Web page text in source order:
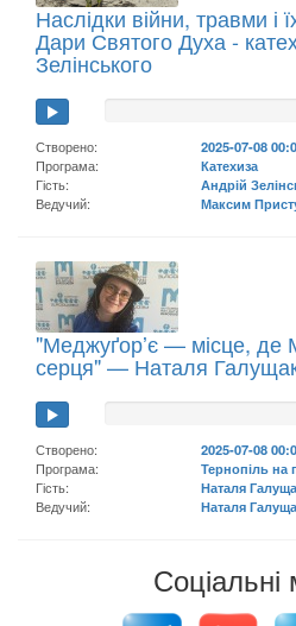
Наслідки війни, травми і
Дари Святого Духа -
Зелінського
Створено:
2025-07-08
Програма:
Катехиза
Гість:
Андрій
Ведучий:
Максим
"Меджуґорʼє — місце, де
серця" — Наталя
Створено:
2025-07-08
Програма:
Тернопіль на
Гість:
Наталя
Ведучий:
Наталя
Соціальні